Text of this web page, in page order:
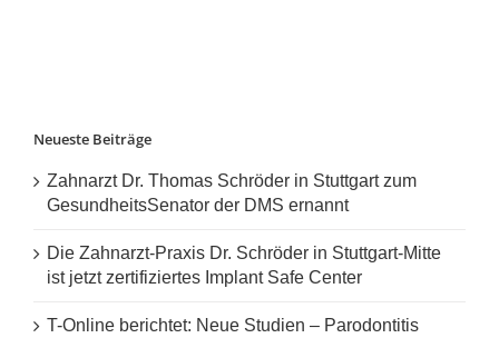
Neueste Beiträge
Zahnarzt Dr. Thomas Schröder in Stuttgart zum
GesundheitsSenator der DMS ernannt
Die Zahnarzt-Praxis Dr. Schröder in Stuttgart-Mitte
ist jetzt zertifiziertes Implant Safe Center
T-Online berichtet: Neue Studien – Parodontitis